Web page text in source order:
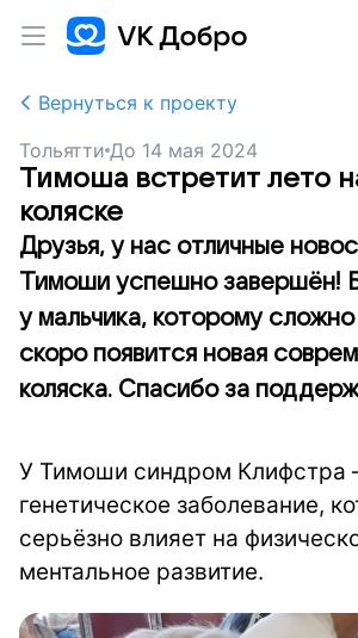
Вернуться к проекту
Тольятти До 14 мая 2024
Тимоша встретит лето
коляске
Друзья, у нас отличные
Тимоши успешно завершён!
у мальчика, которому сложно
скоро появится новая
коляска. Спасибо за
У Тимоши синдром Клифстра
генетическое заболевание,
серьёзно влияет на
ментальное развитие.